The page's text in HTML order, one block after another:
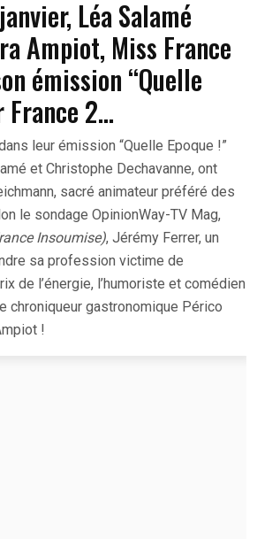
Léa Salamé
Ampiot, Miss France
émission “Quelle
France 2…
leur émission “Quelle Epoque !”
et Christophe Dechavanne, ont
sacré animateur préféré des
le sondage OpinionWay-TV Mag,
Insoumise), Jérémy Ferrer, un
sa profession victime de
de l’énergie, l’humoriste et comédien
chroniqueur gastronomique Périco
!